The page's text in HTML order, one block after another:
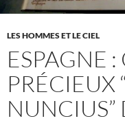
LES HOMMES ET LE CIEL
ESPAGNE
PRÉCIEUX
NUNCIUS”